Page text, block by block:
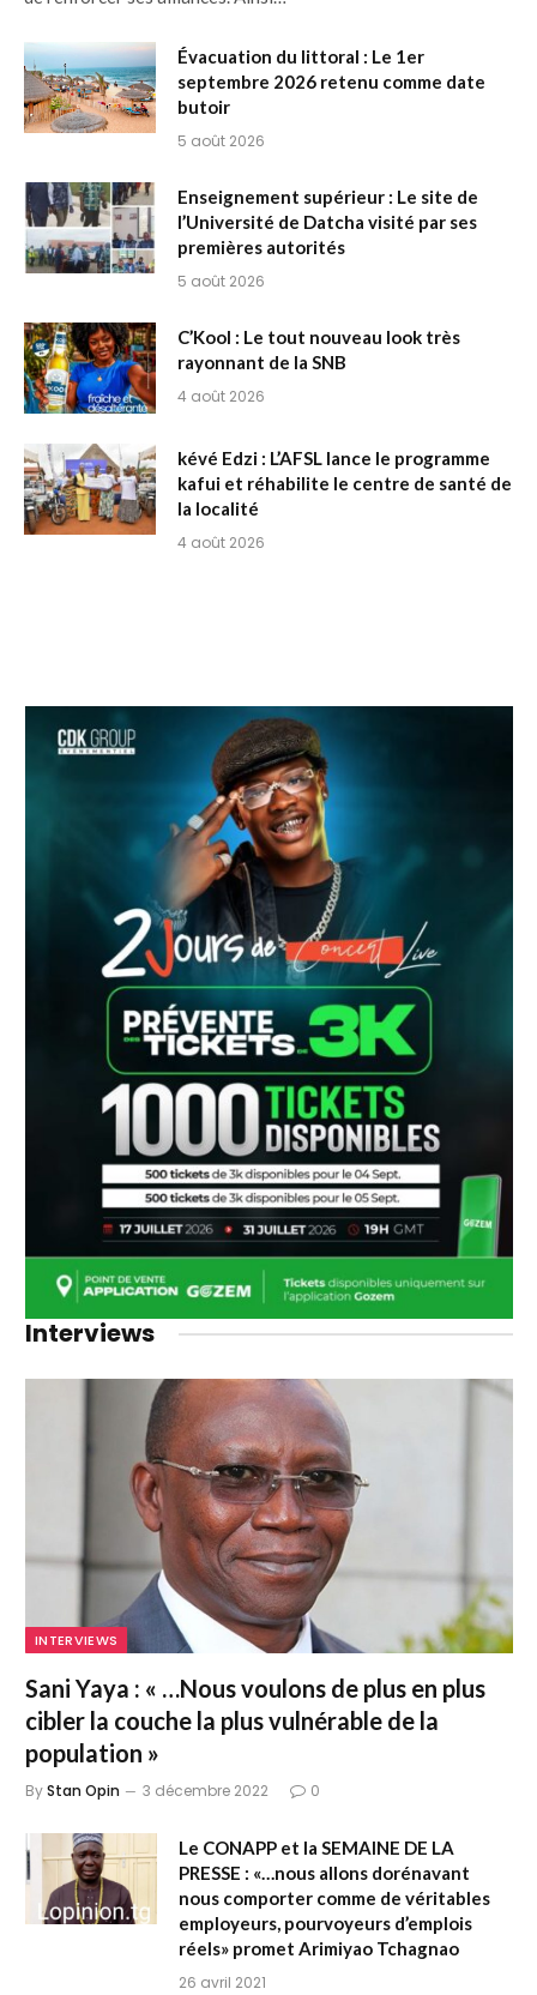
Évacuation du littoral : Le 1er
septembre 2026 retenu comme date
butoir
5 août 2026
Enseignement supérieur : Le site de
l’Université de Datcha visité par ses
premières autorités
5 août 2026
C’Kool : Le tout nouveau look très
rayonnant de la SNB
4 août 2026
kévé Edzi : L’AFSL lance le programme
kafui et réhabilite le centre de santé de
la localité
4 août 2026
Interviews
INTERVIEWS
Sani Yaya : « …Nous voulons de plus en plus
cibler la couche la plus vulnérable de la
population »
ByStan Opin 3 décembre 2022 0
Le CONAPP et la SEMAINE DE LA
PRESSE : «…nous allons dorénavant
nous comporter comme de véritables
employeurs, pourvoyeurs d’emplois
réels» promet Arimiyao Tchagnao
26 avril 2021